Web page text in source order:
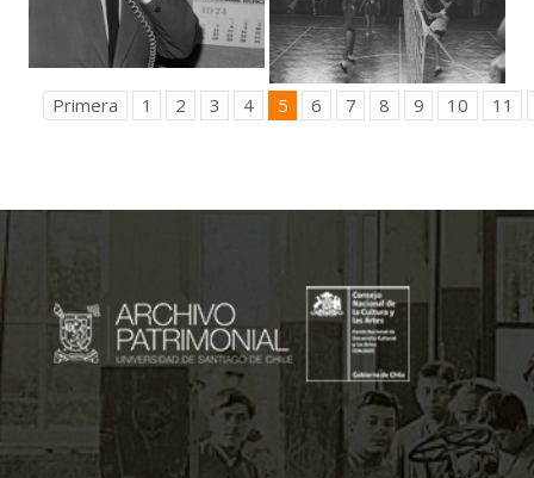
Primera 1 2 3 4 5 6 7 8 9 10 11